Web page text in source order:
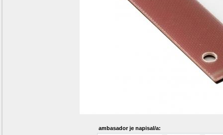
ambasador je napisal/a: